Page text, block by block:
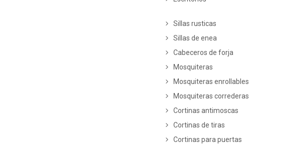
Sillas rusticas
Sillas de enea
Cabeceros de forja
Mosquiteras
Mosquiteras enrollables
Mosquiteras correderas
Cortinas antimoscas
Cortinas de tiras
Cortinas para puertas